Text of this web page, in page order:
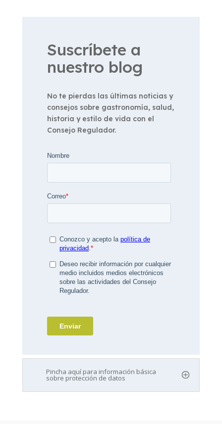
Suscríbete a
nuestro blog
No te pierdas las últimas noticias y
consejos sobre gastronomía, salud,
historia y estilo de vida con el
Consejo Regulador.
Pincha aquí para información básica
sobre protección de datos